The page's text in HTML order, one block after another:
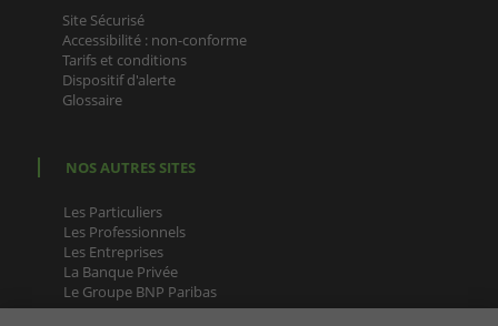
Site Sécurisé
Accessibilité : non-conforme
Tarifs et conditions
Dispositif d'alerte
Glossaire
NOS AUTRES SITES
Les Particuliers
Les Professionnels
Les Entreprises
La Banque Privée
Le Groupe BNP Paribas